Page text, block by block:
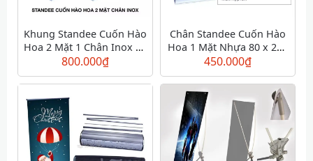
Khung Standee Cuốn Hào
Hoa 2 Mặt 1 Chân Inox 80
x 200 cm
800.000₫
Chân Standee Cuốn Hào
Hoa 1 Mặt Nhựa 80 x 200
cm
450.000₫